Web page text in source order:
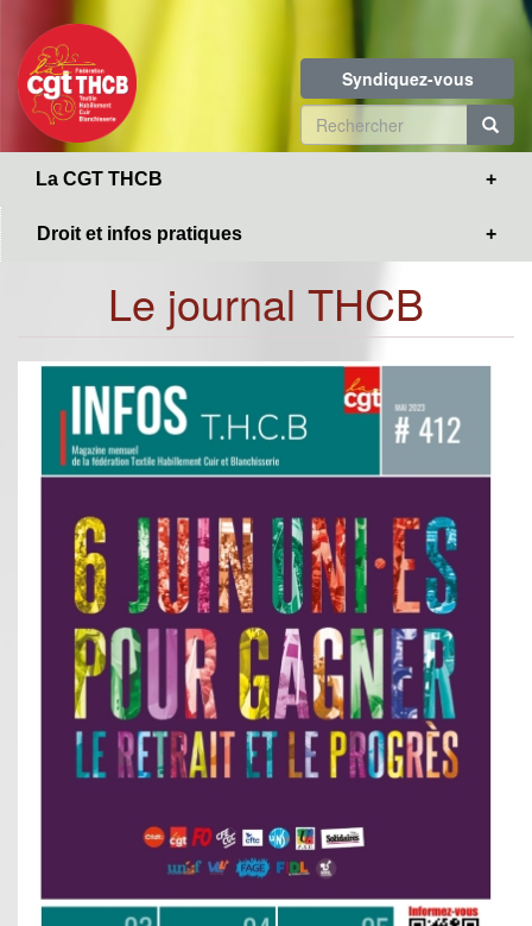
contenu
principal
Syndiquez-vous
Formulaire
de
La CGT THCB
Droit et infos pratiques
Le journal THCB